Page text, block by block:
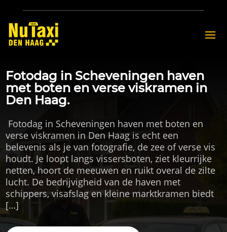
Fotodag in Scheveningen haven
met boten en verse viskramen in
Den Haag.
​ Fotodag in Scheveningen haven met boten en
verse viskramen in Den Haag is echt een
belevenis als je van fotografie, de zee of verse vis
houdt.​ Je loopt langs vissersboten, ziet kleurrijke
netten, hoort de meeuwen en ruikt overal de zilte
lucht.​ De bedrijvigheid van de haven met
schippers, visafslag en kleine marktkramen biedt
[…]